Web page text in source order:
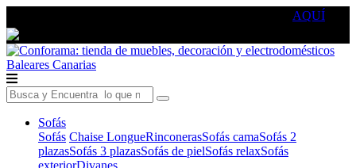
AQUÍ
Baleares Canarias
Sofás
Sofás Chaise LongueRinconerasSofás camaSofás 2
plazasSofás 3 plazasSofás de pielSofás relaxSofás
exteriorDivanes